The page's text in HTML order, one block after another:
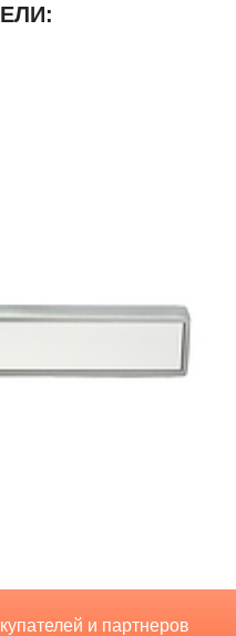
и партнеров